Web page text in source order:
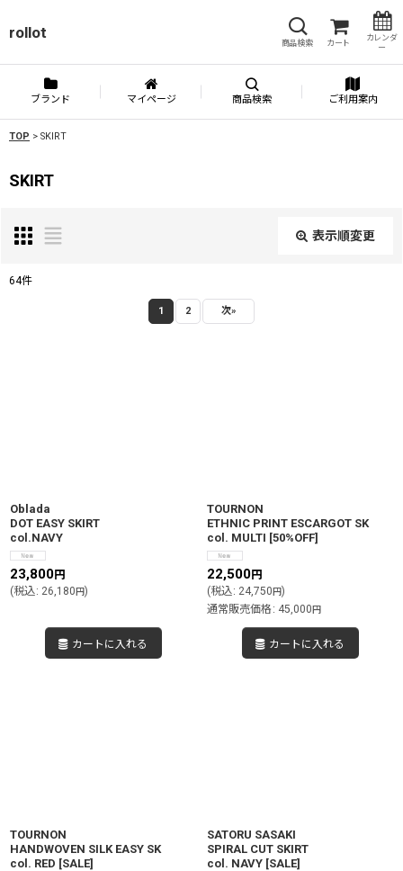
rollot
商品検索 カート
カレンダ
ー
ブランド マイページ 商品検索 ご利用案内
TOP > SKIRT
SKIRT
表示順変更
64件
1 2 次»
Oblada
DOT EASY SKIRT
col.NAVY
23,800円
(税込: 26,180円)
カートに入れる
TOURNON
ETHNIC PRINT ESCARGOT SK
col. MULTI [50%OFF]
22,500円
(税込: 24,750円)
通常販売価格 : 45,000円
カートに入れる
TOURNON
HANDWOVEN SILK EASY SK
col. RED [SALE]
SATORU SASAKI
SPIRAL CUT SKIRT
col. NAVY [SALE]